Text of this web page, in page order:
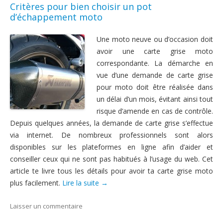
Critères pour bien choisir un pot
d’échappement moto
Une moto neuve ou d’occasion doit
avoir une carte grise moto
correspondante. La démarche en
vue d’une demande de carte grise
pour moto doit être réalisée dans
un délai d’un mois, évitant ainsi tout
risque d’amende en cas de contrôle.
Depuis quelques années, la demande de carte grise s’effectue
via internet. De nombreux professionnels sont alors
disponibles sur les plateformes en ligne afin d’aider et
conseiller ceux qui ne sont pas habitués à l’usage du web. Cet
article te livre tous les détails pour avoir ta carte grise moto
plus facilement. Lire la suite →
Laisser un commentaire